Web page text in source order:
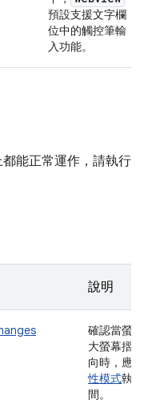
預設支援文字欄
位中的觸控筆輸
入功能。
能正常運作，請執行
說明
確認當螢
大螢幕摺
向時，應
性模式執
間。